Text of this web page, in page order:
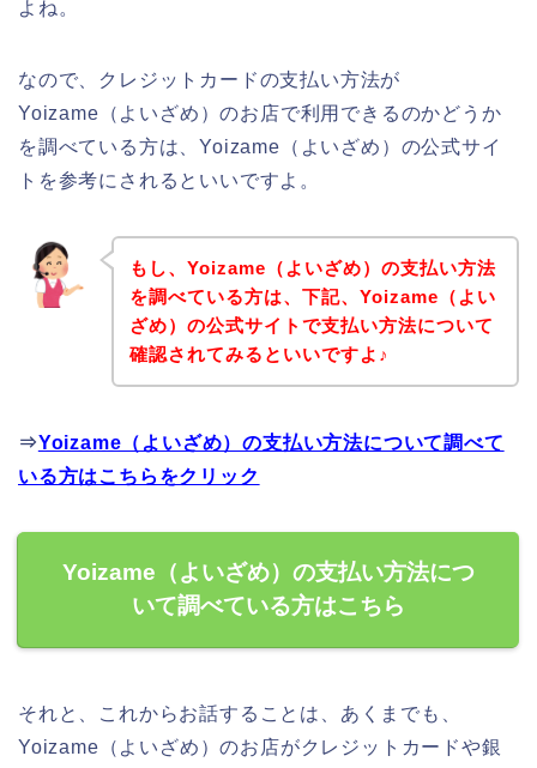
よね。
なので、クレジットカードの支払い方法が
Yoizame（よいざめ）のお店で利用できるのかどうか
を調べている方は、Yoizame（よいざめ）の公式サイ
トを参考にされるといいですよ。
もし、Yoizame（よいざめ）の支払い方法
を調べている方は、下記、Yoizame（よい
ざめ）の公式サイトで支払い方法について
確認されてみるといいですよ♪
⇒Yoizame（よいざめ）の支払い方法について調べて
いる方はこちらをクリック
Yoizame（よいざめ）の支払い方法につ
いて調べている方はこちら
それと、これからお話することは、あくまでも、
Yoizame（よいざめ）のお店がクレジットカードや銀